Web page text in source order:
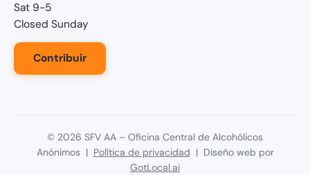
Sat 9-5
Closed Sunday
Contribuir
© 2026 SFV AA – Oficina Central de Alcohólicos
Anónimos | Política de privacidad | Diseño web por
GotLocal.ai